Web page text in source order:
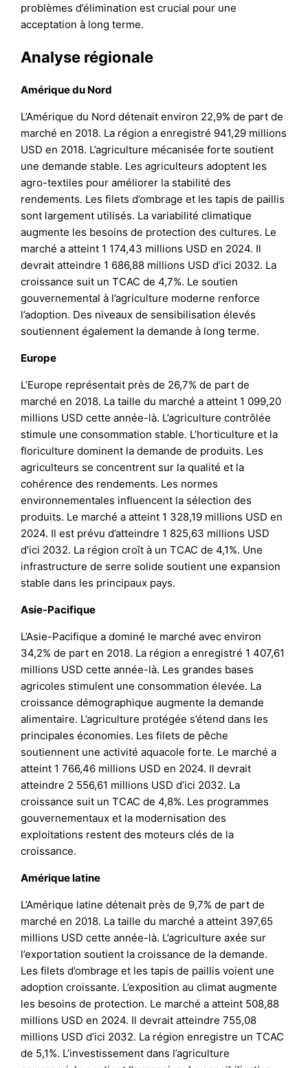
problèmes d’élimination est crucial pour une
acceptation à long terme.
Analyse régionale
Amérique du Nord
L’Amérique du Nord détenait environ 22,9% de part de
marché en 2018. La région a enregistré 941,29 millions
USD en 2018. L’agriculture mécanisée forte soutient
une demande stable. Les agriculteurs adoptent les
agro-textiles pour améliorer la stabilité des
rendements. Les filets d’ombrage et les tapis de paillis
sont largement utilisés. La variabilité climatique
augmente les besoins de protection des cultures. Le
marché a atteint 1 174,43 millions USD en 2024. Il
devrait atteindre 1 686,88 millions USD d’ici 2032. La
croissance suit un TCAC de 4,7%. Le soutien
gouvernemental à l’agriculture moderne renforce
l’adoption. Des niveaux de sensibilisation élevés
soutiennent également la demande à long terme.
Europe
L’Europe représentait près de 26,7% de part de
marché en 2018. La taille du marché a atteint 1 099,20
millions USD cette année-là. L’agriculture contrôlée
stimule une consommation stable. L’horticulture et la
floriculture dominent la demande de produits. Les
agriculteurs se concentrent sur la qualité et la
cohérence des rendements. Les normes
environnementales influencent la sélection des
produits. Le marché a atteint 1 328,19 millions USD en
2024. Il est prévu d’atteindre 1 825,63 millions USD
d’ici 2032. La région croît à un TCAC de 4,1%. Une
infrastructure de serre solide soutient une expansion
stable dans les principaux pays.
Asie-Pacifique
L’Asie-Pacifique a dominé le marché avec environ
34,2% de part en 2018. La région a enregistré 1 407,61
millions USD cette année-là. Les grandes bases
agricoles stimulent une consommation élevée. La
croissance démographique augmente la demande
alimentaire. L’agriculture protégée s’étend dans les
principales économies. Les filets de pêche
soutiennent une activité aquacole forte. Le marché a
atteint 1 766,46 millions USD en 2024. Il devrait
atteindre 2 556,61 millions USD d’ici 2032. La
croissance suit un TCAC de 4,8%. Les programmes
gouvernementaux et la modernisation des
exploitations restent des moteurs clés de la
croissance.
Amérique latine
L’Amérique latine détenait près de 9,7% de part de
marché en 2018. La taille du marché a atteint 397,65
millions USD cette année-là. L’agriculture axée sur
l’exportation soutient la croissance de la demande.
Les filets d’ombrage et les tapis de paillis voient une
adoption croissante. L’exposition au climat augmente
les besoins de protection. Le marché a atteint 508,88
millions USD en 2024. Il devrait atteindre 755,08
millions USD d’ici 2032. La région enregistre un TCAC
de 5,1%. L’investissement dans l’agriculture